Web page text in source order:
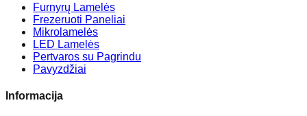
Furnyrų Lamelės
Frezeruoti Paneliai
Mikrolamelės
LED Lamelės
Pertvaros su Pagrindu
Pavyzdžiai
Informacija